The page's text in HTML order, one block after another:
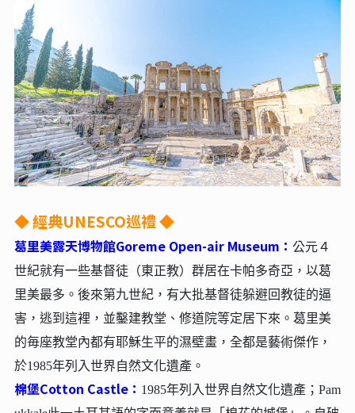
◆ 經典UNESCO巡禮 ◆
葛里美露天博物館Goreme Open-air Museum： 公元４
世紀就有一些基督徒（東正教）群居在卡帕多奇亞，以葛
里美最多。後來第九世紀，有大批基督徒躲避回教徒的逼
害，逃到這裡，並鑿建教堂、修道院等定居下來。葛里美
的毎座教堂內都有耶穌生平的濕壁畫，全都是藝術傑作，
於1985年列入世界自然文化遺產。
棉堡Cotton Castle： 1985年列入世界自然文化遺產；Pam